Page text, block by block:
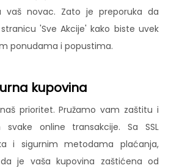
vaš novac. Zato je preporuka da
'Sve Akcije' kako biste uvek
ponudama i popustima.
kupovina
prioritet. Pružamo vam zaštitu i
svake online transakcije. Sa SSL
i sigurnim metodama plaćanja,
je vaša kupovina zaštićena od